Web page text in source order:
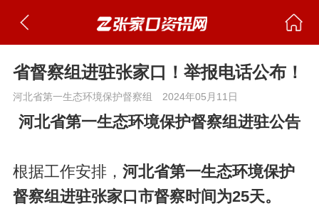
省督察组进驻张家口！举报电话公布！
河北省第一生态环境保护督察组 2024年05月11日
河北省第一生态环境保护督察组进驻公告
根据工作安排， 河北省第一生态环境保护
督察组进驻张家口市督察时间为25天。